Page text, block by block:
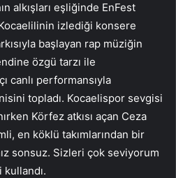
alkışları eşliğinde EnFest
izlediği konsere
başlayan rap müziğin
özgü tarzı ile
canlı performansıyla
topladı. Kocaelispor sevgisi
Körfez atkısı açan Ceza
en köklü takımlarından bir
sonsuz. Sizleri çok seviyorum